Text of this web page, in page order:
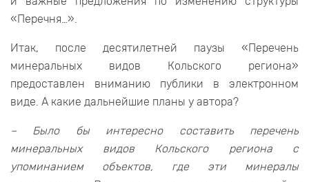
«Перечня…».
Итак, после десятилетней паузы «Перечень
минеральных видов Кольского региона»
предоставлен вниманию публики в электронном
виде. А какие дальнейшие планы у автора?
– Было бы интересно составить перечень
минеральных видов Кольского региона с
упоминанием объектов, где эти минералы